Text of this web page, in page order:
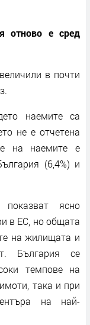
отново е сред
в почти
наемите са
не е отчетена
на наемите е
(6,4%) и
ясно
в ЕС, но общата
на жилищата и
България се
темпове на
така и при
на най-